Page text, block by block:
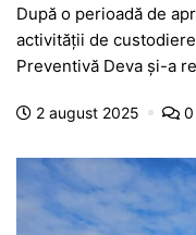
c
e
b
o
o
k
at
s
A
p
s
s
e
g
er
După o perioadă de
activității de
Preventivă Deva și-a
2 august 2025 0